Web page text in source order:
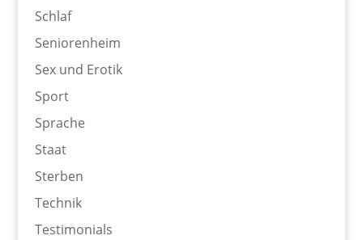
Schlaf
Seniorenheim
Sex und Erotik
Sport
Sprache
Staat
Sterben
Technik
Testimonials